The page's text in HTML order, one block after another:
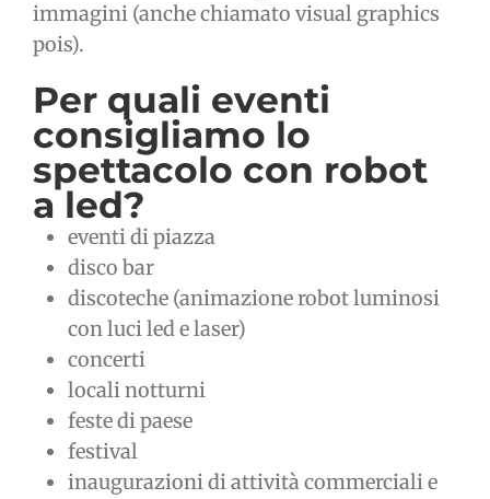
immagini (anche chiamato visual graphics
pois).
Per quali eventi
consigliamo lo
spettacolo con robot
a led?
eventi di piazza
disco bar
discoteche (animazione robot luminosi
con luci led e laser)
concerti
locali notturni
feste di paese
festival
inaugurazioni di attività commerciali e